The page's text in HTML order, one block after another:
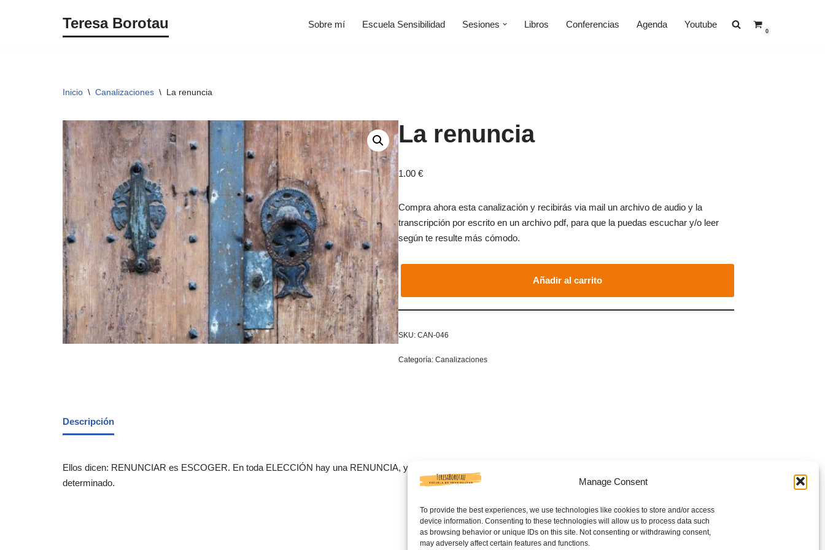
Manage Consent
To provide the best experiences, we use technologies like cookies to store and/or access
device information. Consenting to these technologies will allow us to process data such
as browsing behavior or unique IDs on this site. Not consenting or withdrawing consent,
may adversely affect certain features and functions.
Teresa Borotau Sobre mí Escuela Sensibilidad Sesiones Libros Conferencias Agenda Youtube
0
Inicio \ Canalizaciones \ La renuncia
La renuncia
1.00€
Compra ahora esta canalización y recibirás via mail un archivo de audio y la
transcripción por escrito en un archivo pdf, para que la puedas escuchar y/o leer
según te resulte más cómodo.
Añadir al carrito
SKU:CAN-046
Categoría:Canalizaciones
Descripción
Ellos dicen: RENUNCIAR es ESCOGER. En toda ELECCIÓN hay una RENUNCIA, y en toda RENUNCIA se esconde la ELECCIÓN interior de avanzar por UN CAMINO
determinado.